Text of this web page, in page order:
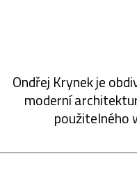
Ondřej Krynek je
moderní
použitelného